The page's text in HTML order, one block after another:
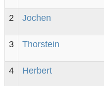
2 Jochen
3 Thorstein
4 Herbert